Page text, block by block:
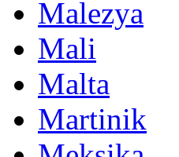
Malezya
Mali
Malta
Martinik